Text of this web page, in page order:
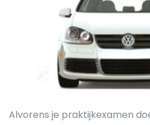
Alvorens je praktijkexamen